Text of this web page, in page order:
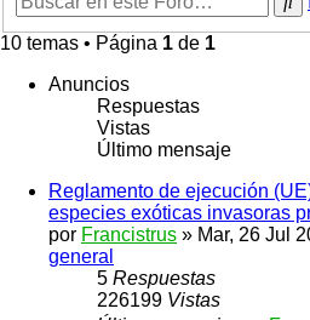
10 temas • Página 1 de 1
Anuncios
Respuestas
Vistas
Último mensaje
Reglamento de ejecución
especies exóticas invasoras
por Francistrus » Mar, 26 Jul
general
5 Respuestas
226199 Vistas